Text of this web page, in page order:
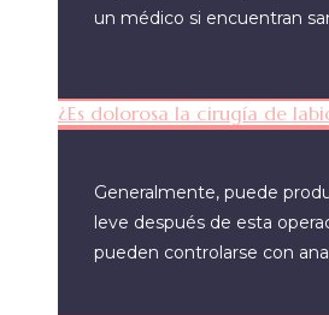
un médico si encuentran
¿Es dolorosa la cirugía de
Generalmente, puede
leve después de esta
pueden controlarse con